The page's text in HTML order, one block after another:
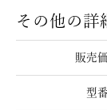
その他の詳
販売
型番